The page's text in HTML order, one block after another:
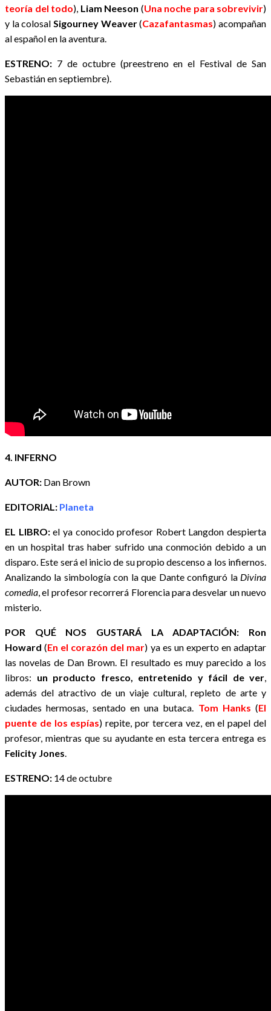
teoría del todo), Liam Neeson (Una noche para sobrevivir)
y la colosal Sigourney Weaver(Cazafantasmas) acompañan
al español en la aventura.
ESTRENO: 7 de octubre (preestreno en el Festival de San
Sebastián en septiembre).
4. INFERNO
AUTOR: Dan Brown
EDITORIAL: Planeta
EL LIBRO:el ya conocido profesor Robert Langdon despierta
en un hospital tras haber sufrido una conmoción debido a un
disparo. Este será el inicio de su propio descenso a los infiernos.
Analizando la simbología con la que Dante configuró la Divina
comedia, el profesor recorrerá Florencia para desvelar un nuevo
misterio.
POR QUÉ NOS GUSTARÁ LA ADAPTACIÓN:
Ron
Howard (En el corazón del mar) ya es un experto en adaptar
las novelas de Dan Brown. El resultado es muy parecido a los
libros: un producto fresco, entretenido y fácil de ver,
además del atractivo de un viaje cultural, repleto de arte y
ciudades hermosas, sentado en una butaca. Tom Hanks (El
puente de los espías) repite, por tercera vez, en el papel del
profesor, mientras que su ayudante en esta tercera entrega es
Felicity Jones.
ESTRENO: 14 de octubre